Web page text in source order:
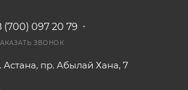
(700) 097 20 79
ЗВОНОК
Астана, пр. Абылай Хана, 7